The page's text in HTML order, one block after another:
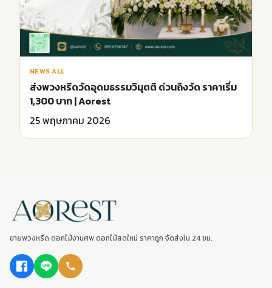
NEWS ALL
ส่งพวงหรีดวัดอุดมธรรมวิมุตติ ด่วนถึงวัด ราคาเริ่ม
1,300 บาท | Aorest
25 พฤษภาคม 2026
ขายพวงหรีด ดอกไม้งานศพ ดอกไม้สดใหม่ ราคาถูก จัดส่งใน 24 ชม.